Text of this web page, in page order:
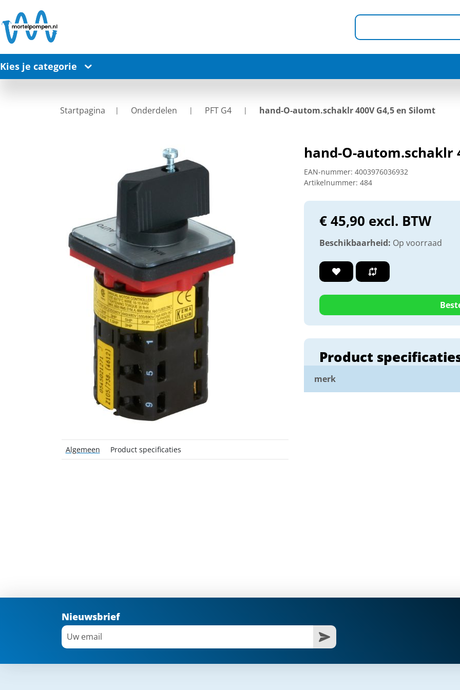
Kies je categorie
Startpagina Onderdelen PFT G4 hand-O-autom.schaklr 400V G4,5 en Silomt
Algemeen Product specificaties
hand-O-autom.schaklr
EAN-nummer: 4003976036932
Artikelnummer: 484
€ 45,90 excl. BTW
Beschikbaarheid: Op voorraad
Product
merk
Nieuwsbrief